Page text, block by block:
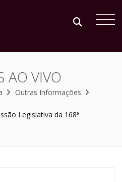
AO VIVO
Outras Informações
Legislativa da 168ª